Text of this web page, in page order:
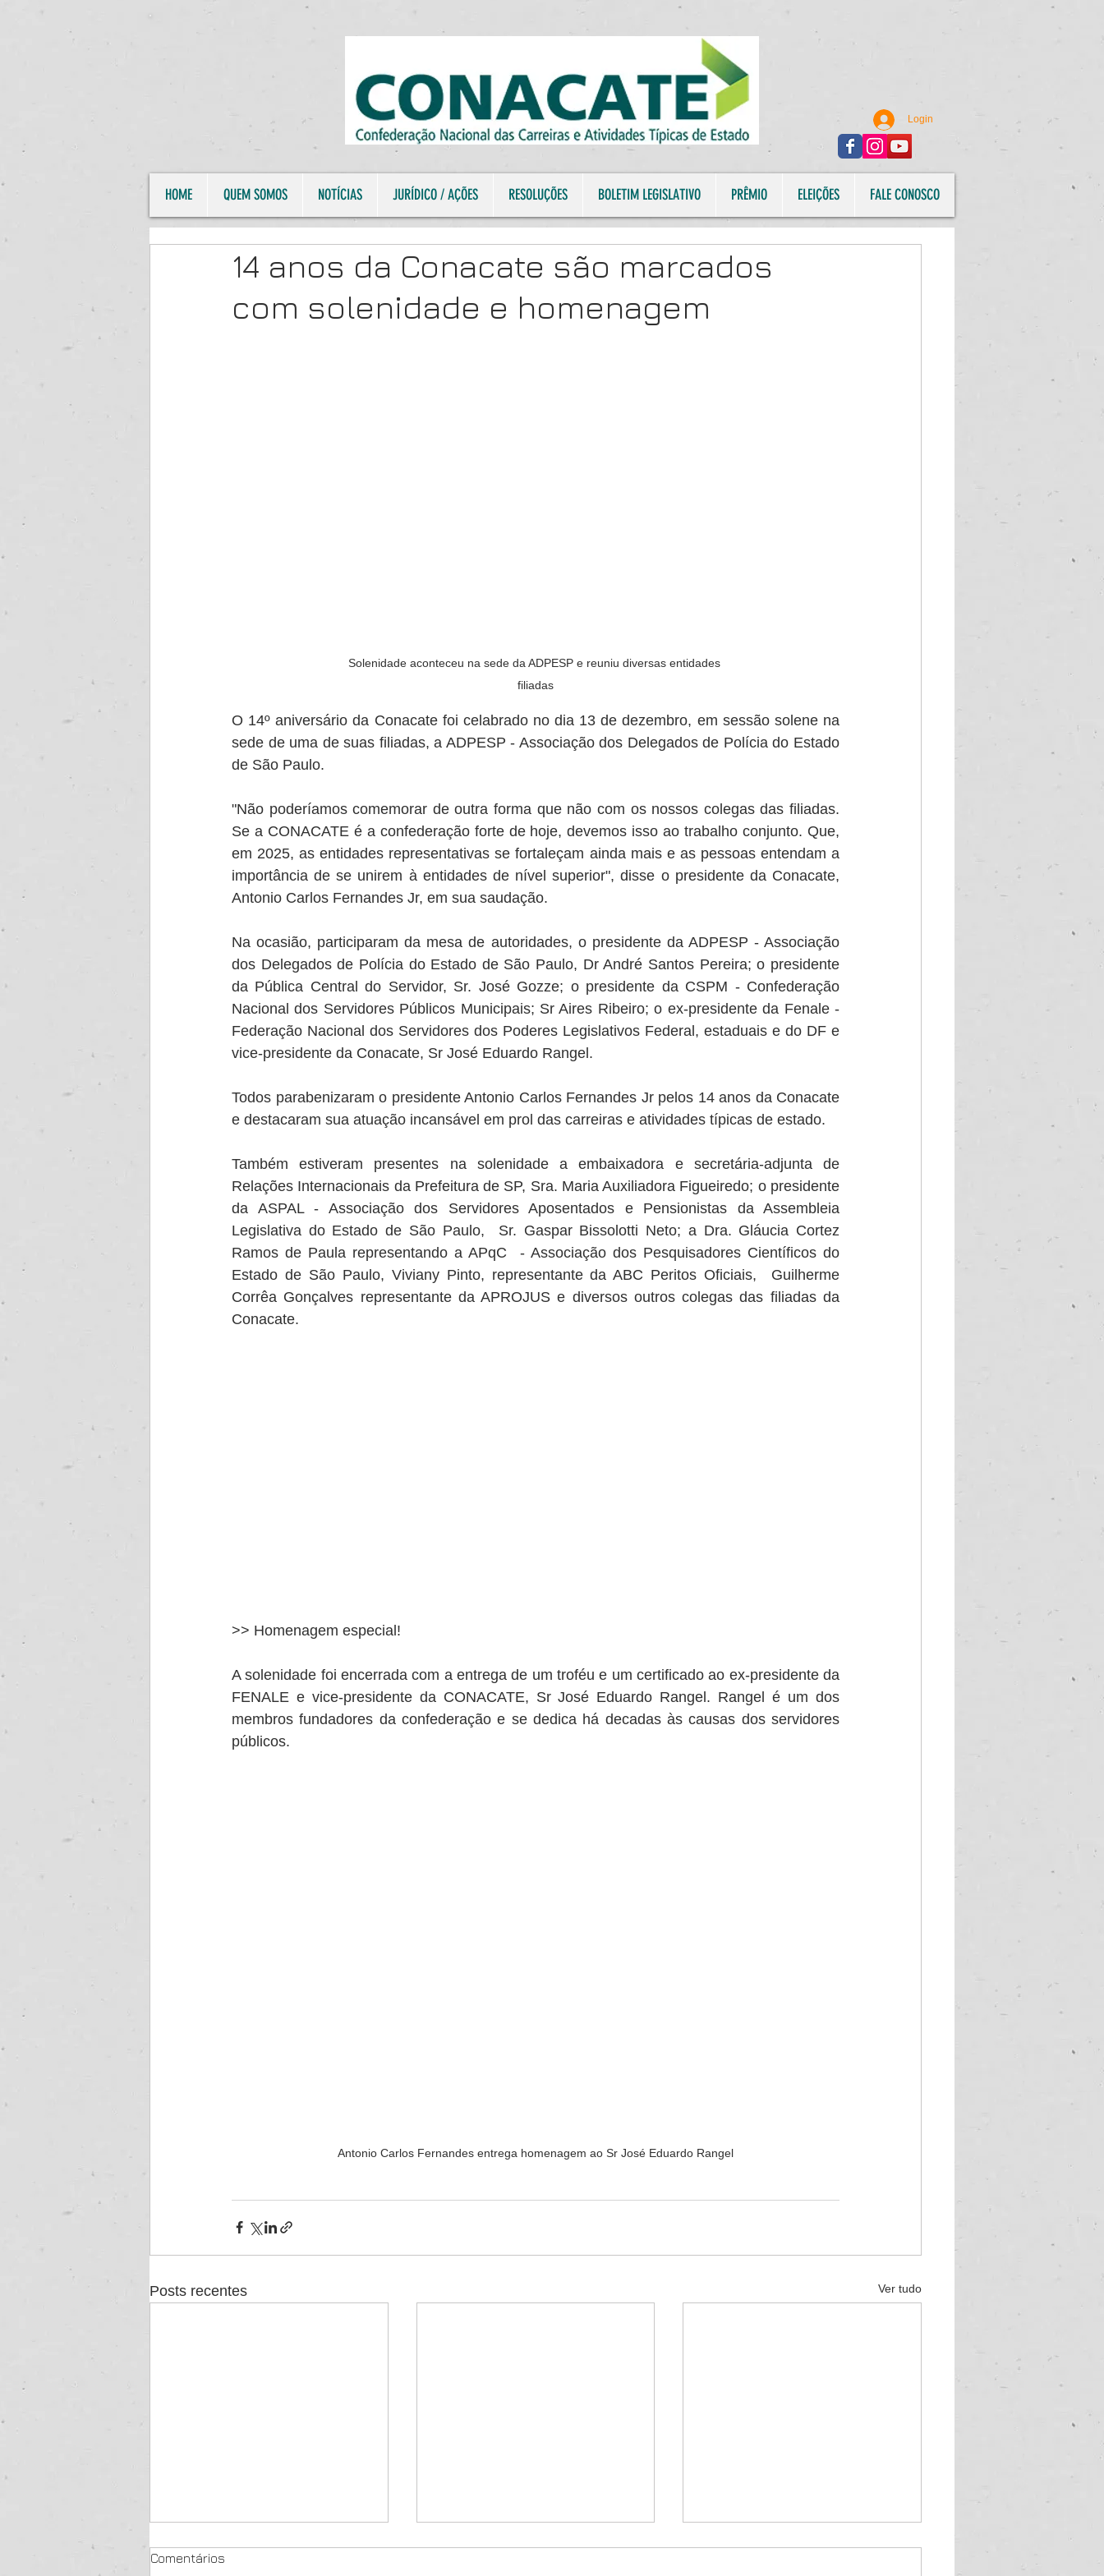
Login
HOME QUEM SOMOS NOTÍCIAS JURÍDICO / AÇÕES RESOLUÇÕES BOLETIM LEGISLATIVO PRÊMIO ELEIÇÕES FALE CONOSCO
14 anos da Conacate são marcados
com solenidade e homenagem
Solenidade aconteceu na sede da ADPESP e reuniu diversas entidades
filiadas
O 14º aniversário da Conacate foi celabrado no dia 13 de dezembro, em sessão solene na
sede de uma de suas filiadas, a ADPESP - Associação dos Delegados de Polícia do Estado
de São Paulo.
"Não poderíamos comemorar de outra forma que não com os nossos colegas das filiadas.
Se a CONACATE é a confederação forte de hoje, devemos isso ao trabalho conjunto. Que,
em 2025, as entidades representativas se fortaleçam ainda mais e as pessoas entendam a
importância de se unirem à entidades de nível superior", disse o presidente da Conacate,
Antonio Carlos Fernandes Jr, em sua saudação.
Na ocasião, participaram da mesa de autoridades, o presidente da ADPESP - Associação
dos Delegados de Polícia do Estado de São Paulo, Dr André Santos Pereira; o presidente
da Pública Central do Servidor, Sr. José Gozze; o presidente da CSPM - Confederação
Nacional dos Servidores Públicos Municipais; Sr Aires Ribeiro; o ex-presidente da Fenale -
Federação Nacional dos Servidores dos Poderes Legislativos Federal, estaduais e do DF e
vice-presidente da Conacate, Sr José Eduardo Rangel.
Todos parabenizaram o presidente Antonio Carlos Fernandes Jr pelos 14 anos da Conacate
e destacaram sua atuação incansável em prol das carreiras e atividades típicas de estado.
Também estiveram presentes na solenidade a embaixadora e secretária-adjunta de
Relações Internacionais da Prefeitura de SP, Sra. Maria Auxiliadora Figueiredo; o presidente
da ASPAL - Associação dos Servidores Aposentados e Pensionistas da Assembleia
Legislativa do Estado de São Paulo,  Sr. Gaspar Bissolotti Neto; a Dra. Gláucia Cortez
Ramos de Paula representando a APqC  - Associação dos Pesquisadores Científicos do
Estado de São Paulo, Viviany Pinto, representante da ABC Peritos Oficiais,  Guilherme
Corrêa Gonçalves representante da APROJUS e diversos outros colegas das filiadas da
Conacate.
>> Homenagem especial!
A solenidade foi encerrada com a entrega de um troféu e um certificado ao ex-presidente da
FENALE e vice-presidente da CONACATE, Sr José Eduardo Rangel. Rangel é um dos
membros fundadores da confederação e se dedica há decadas às causas dos servidores
públicos.
Antonio Carlos Fernandes entrega homenagem ao Sr José Eduardo Rangel
Posts recentes Ver tudo
Comentários